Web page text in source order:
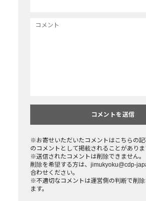
※お寄せいただいたコメントはこちらの記
のコメントとして掲載されることがありま
※送信されたコメントは削除できません。
削除を希望する方は、jimukyoku@cdp-
合わせください。
※不適切なコメントは運営側の判断で削除
ます。